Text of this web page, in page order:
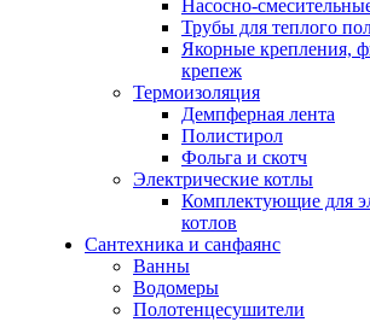
Насосно-
Трубы для теплого
Якорные крепления,
крепеж
Термоизоляция
Демпферная лента
Полистирол
Фольга и скотч
Электрические котлы
Комплектующие для
котлов
Сантехника и санфаянс
Ванны
Водомеры
Полотенцесушители